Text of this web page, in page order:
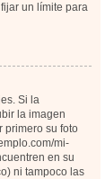
un límite para
Si la
la imagen
primero su foto
mi-
en su
ni tampoco las